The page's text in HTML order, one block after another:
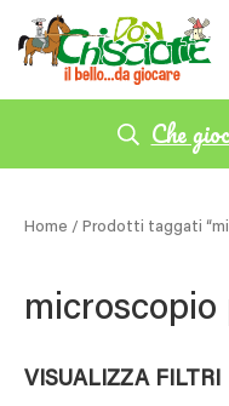
Che
Home / Prodotti taggati
VISUALIZZA FILTRI